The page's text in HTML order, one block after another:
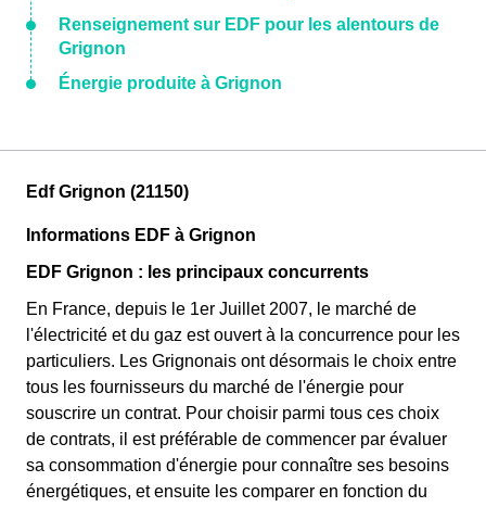
Renseignement sur EDF pour les alentours de
Grignon
Énergie produite à Grignon
Edf Grignon (21150)
Informations EDF à Grignon
EDF Grignon : les principaux concurrents
En France, depuis le 1er Juillet 2007, le marché de
l'électricité et du gaz est ouvert à la concurrence pour les
particuliers. Les Grignonais ont désormais le choix entre
tous les fournisseurs du marché de l'énergie pour
souscrire un contrat. Pour choisir parmi tous ces choix
de contrats, il est préférable de commencer par évaluer
sa consommation d'énergie pour connaître ses besoins
énergétiques, et ensuite les comparer en fonction du